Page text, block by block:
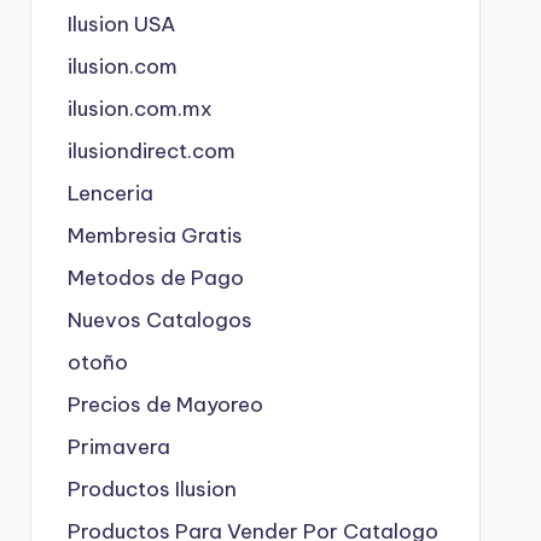
Ilusion USA
ilusion.com
ilusion.com.mx
ilusiondirect.com
Lenceria
Membresia Gratis
Metodos de Pago
Nuevos Catalogos
otoño
Precios de Mayoreo
Primavera
Productos Ilusion
Productos Para Vender Por Catalogo